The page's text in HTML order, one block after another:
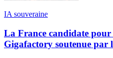
IA souveraine
La France candidate
Gigafactory soutenue par